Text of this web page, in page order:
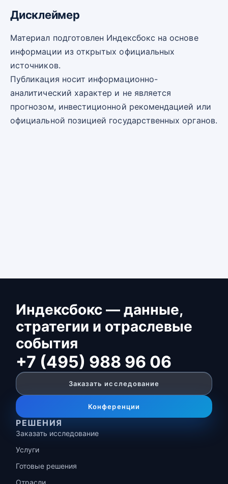
Дисклеймер
Материал подготовлен Индексбокс на основе
информации из открытых официальных
источников.
Публикация носит информационно-
аналитический характер и не является
прогнозом, инвестиционной рекомендацией или
официальной позицией государственных органов.
Индексбокс — данные,
стратегии и отраслевые
события
+7 (495) 988 96 06
Заказать исследование
Конференции
РЕШЕНИЯ
Заказать исследование
Услуги
Готовые решения